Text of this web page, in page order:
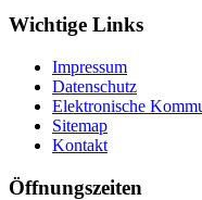
Wichtige Links
Impressum
Datenschutz
Elektronische
Sitemap
Kontakt
Öffnungszeiten